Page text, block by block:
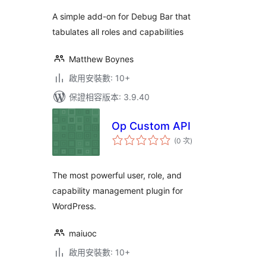
數
A simple add-on for Debug Bar that
tabulates all roles and capabilities
Matthew Boynes
啟用安裝數: 10+
保證相容版本: 3.9.40
Op Custom API
(0 次評
分)
The most powerful user, role, and
capability management plugin for
WordPress.
maiuoc
啟用安裝數: 10+